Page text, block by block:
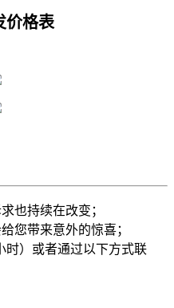
价格表
也持续在改变；
您带来意外的惊喜；
时）或者通过以下方式联